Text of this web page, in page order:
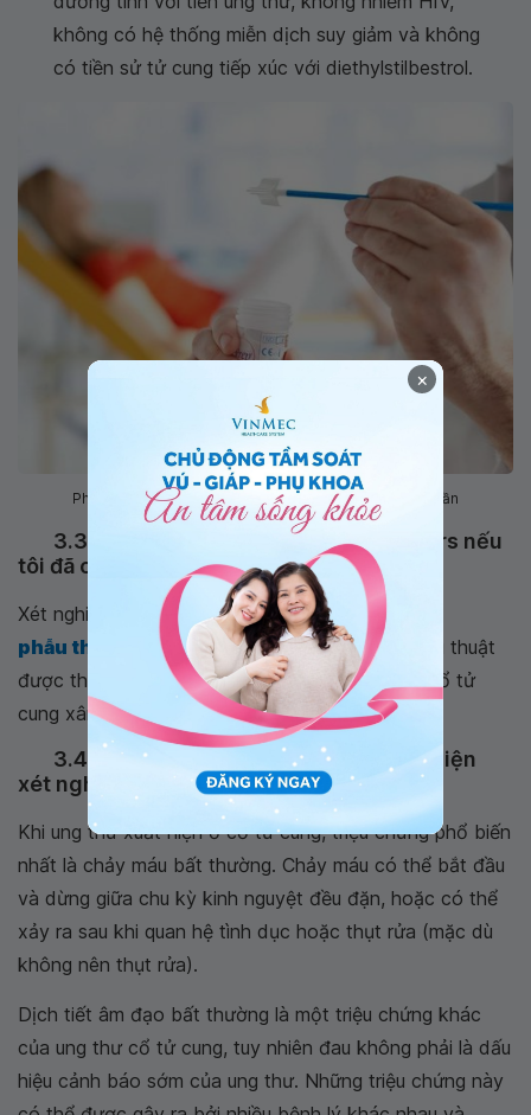
không có hệ thống miễn dịch suy giảm và không
có tiền sử tử cung tiếp xúc với diethylstilbestrol.
Phụ nữ mãn kinh nên xét nghiệm Pap Smear 3 năm/ 1 lần
3.3 Có cần phải xét nghiệm Pap Smears nếu
tôi đã cắt bỏ tử cung?
Xét nghiệm Pap Smear có thể được dừng lại sau
phẫu thuật cắt tử cunghoàn toàn trừ khi phẫu thuật
được thực hiện đối với người bệnh có ung thư cổ tử
cung xâm lấn hoặc loại ung thư tử cung khác,
3.4 Những triệu chứng nào cần thực hiện
xét nghiệm Pap Smears?
Khi ung thư xuất hiện ở cổ tử cung, triệu chứng phổ biến
nhất là chảy máu bất thường. Chảy máu có thể bắt đầu
và dừng giữa chu kỳ kinh nguyệt đều đặn, hoặc có thể
xảy ra sau khi quan hệ tình dục hoặc thụt rửa (mặc dù
không nên thụt rửa).
Dịch tiết âm đạo bất thường là một triệu chứng khác
của ung thư cổ tử cung, tuy nhiên đau không phải là dấu
hiệu cảnh báo sớm của ung thư. Những triệu chứng này
×